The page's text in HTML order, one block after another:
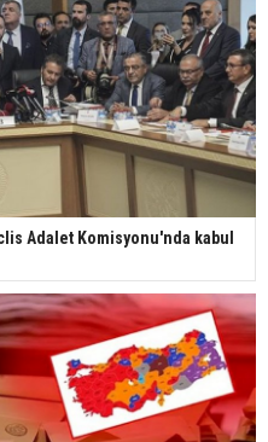
Adalet Komisyonu'nda kabul